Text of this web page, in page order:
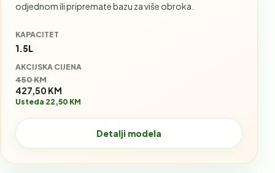
odjednom ili pripremate bazu za više obroka.
KAPACITET
1.5L
AKCIJSKA CIJENA
Stara cijena:
450 KM
427,50 KM
Usteda 22,50 KM
Detalji modela